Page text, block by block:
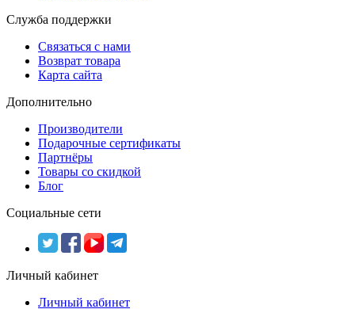
Служба поддержки
Связаться с нами
Возврат товара
Карта сайта
Дополнительно
Производители
Подарочные сертификаты
Партнёры
Товары со скидкой
Блог
Социальные сети
Личный кабинет
Личный кабинет